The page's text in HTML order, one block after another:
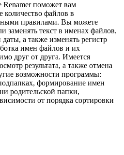
поможет вам
количество файлов в
правилами. Вы можете
заменять текст в именах файлов,
даты, а также изменять регистр
имен файлов и их
друг от друга. Имеется
результата, а также отмена
возможности программы:
формирование имен
родительской папки,
от порядка сортировки